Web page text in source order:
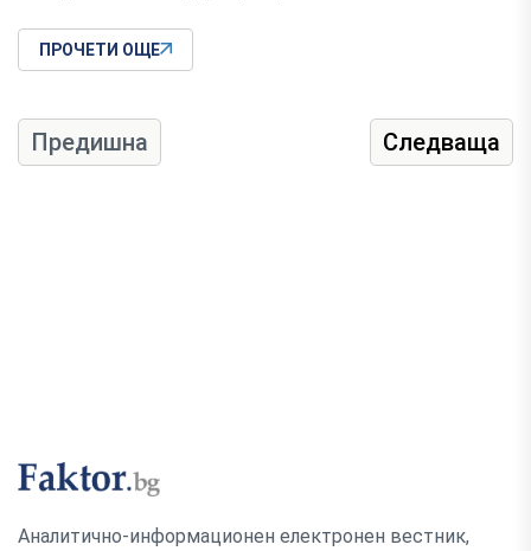
ПРОЧЕТИ ОЩЕ
Предишна Следваща
Аналитично-информационен електронен вестник,